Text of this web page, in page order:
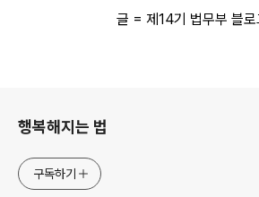
글 = 제14기 법무부 블
행복해지는 법
구독하기